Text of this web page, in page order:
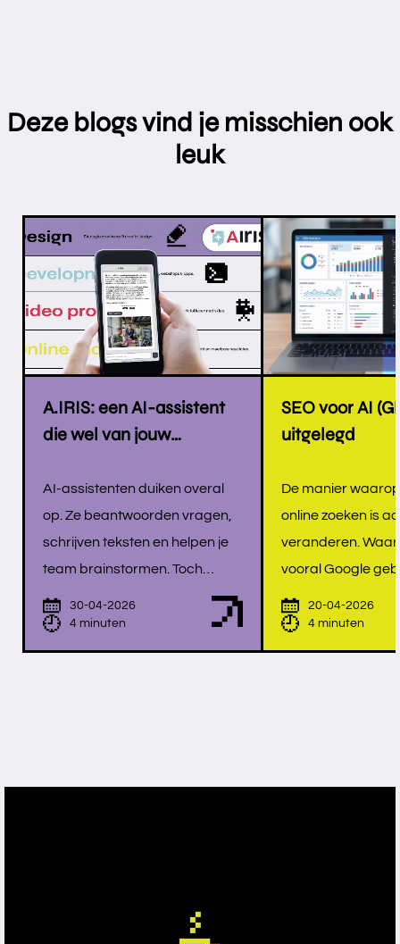
Deze blogs vind je misschien ook
leuk
A.IRIS: een AI-assistent
die wel van jouw
AI-assistenten duiken overal
op. Ze beantwoorden vragen,
schrijven teksten en helpen je
team brainstormen. Toch
merken veel organisaties dat
zo'n assistent niet écht
aanvoelt als die van henzelf. De
jouw kennis, jouw context en
30-04-2026
4 minuten
SEO voor AI
uitgelegd
De manier
online zoeken is
veranderen.
vooral Google
stellen steeds
hun vragen direct
zoals ChatGPT of
hoger scoren in
20-04-2026
4 minuten